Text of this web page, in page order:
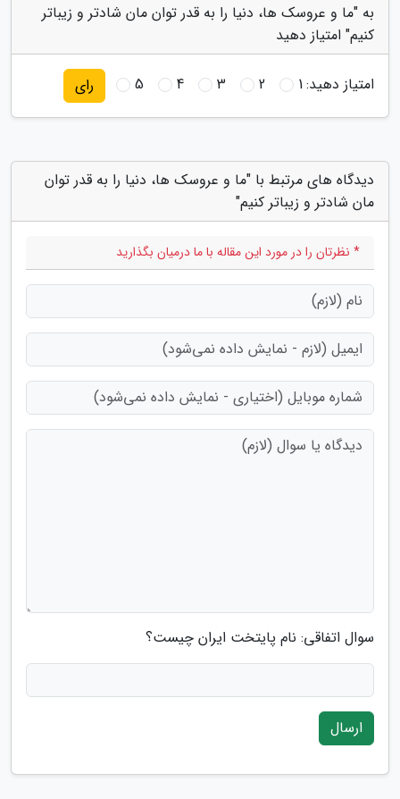
به "ما و عروسک ها، دنیا را به قدر توان مان شادتر و زیباتر
کنیم" امتیاز دهید
امتیاز دهید:1
2
3
4
5 رای
دیدگاه های مرتبط با "ما و عروسک ها، دنیا را به قدر توان
مان شادتر و زیباتر کنیم"
* نظرتان را در مورد این مقاله با ما درمیان بگذارید
سوال اتفاقی: نام پایتخت ایران چیست؟
ارسال